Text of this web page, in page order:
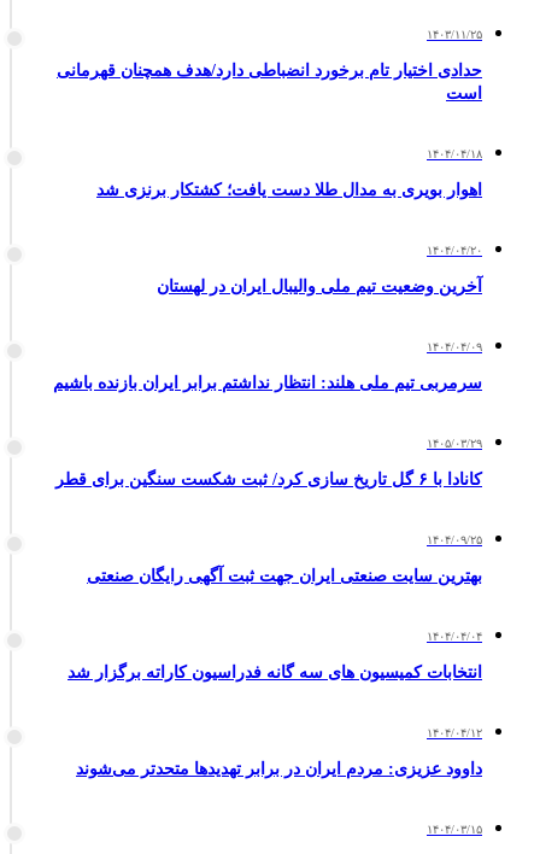
۱۴۰۳/۱۱/۲۵
حدادی اختیار تام برخورد انضباطی دارد/هدف همچنان قهرمانی
است
۱۴۰۴/۰۴/۱۸
اهوار بویری به مدال طلا دست یافت؛ کشتکار برنزی شد
۱۴۰۴/۰۴/۲۰
آخرین وضعیت تیم ملی والیبال ایران در لهستان
۱۴۰۴/۰۴/۰۹
سرمربی تیم ملی هلند: انتظار نداشتم برابر ایران بازنده باشیم
۱۴۰۵/۰۳/۲۹
کانادا با ۶ گل تاریخ سازی کرد/ ثبت شکست سنگین برای قطر
۱۴۰۴/۰۹/۲۵
بهترین ‌سایت صنعتی ایران جهت ثبت آگهی رایگان صنعتی
۱۴۰۴/۰۴/۰۴
انتخابات کمیسیون های سه گانه فدراسیون کاراته برگزار شد
۱۴۰۴/۰۴/۱۲
داوود عزیزی: مردم ایران در برابر تهدیدها متحدتر می‌شوند
۱۴۰۴/۰۳/۱۵